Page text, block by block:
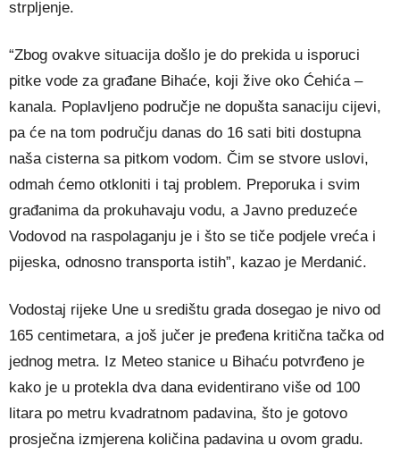
strpljenje.
“Zbog ovakve situacija došlo je do prekida u isporuci
pitke vode za građane Bihaće, koji žive oko Ćehića –
kanala. Poplavljeno područje ne dopušta sanaciju cijevi,
pa će na tom području danas do 16 sati biti dostupna
naša cisterna sa pitkom vodom. Čim se stvore uslovi,
odmah ćemo otkloniti i taj problem. Preporuka i svim
građanima da prokuhavaju vodu, a Javno preduzeće
Vodovod na raspolaganju je i što se tiče podjele vreća i
pijeska, odnosno transporta istih”, kazao je Merdanić.
Vodostaj rijeke Une u središtu grada dosegao je nivo od
165 centimetara, a još jučer je pređena kritična tačka od
jednog metra. Iz Meteo stanice u Bihaću potvrđeno je
kako je u protekla dva dana evidentirano više od 100
litara po metru kvadratnom padavina, što je gotovo
prosječna izmjerena količina padavina u ovom gradu.